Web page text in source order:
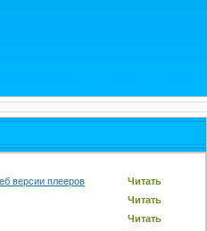
версии плееров Читать
Читать
Читать